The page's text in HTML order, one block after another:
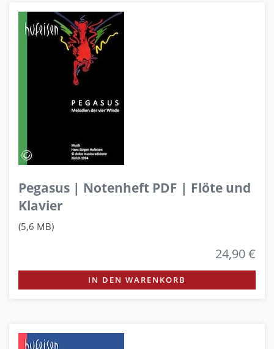
Pegasus | Notenheft PDF | Flöte und
Klavier
(5,6 MB)
24,90 €
IN DEN WARENKORB